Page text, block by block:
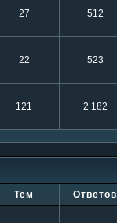
27 512
22 523
121 2 182
Тем Ответов